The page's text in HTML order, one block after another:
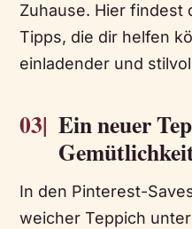
Zuhause. Hier findest
Tipps, die dir helfen
einladender und
03| Ein neuer
In den Pinterest-
weicher Teppich